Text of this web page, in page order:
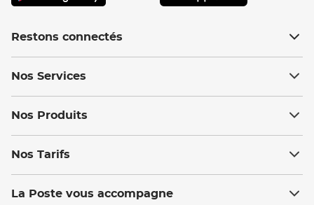
Restons connectés
Nos Services
Nos Produits
Nos Tarifs
La Poste vous accompagne